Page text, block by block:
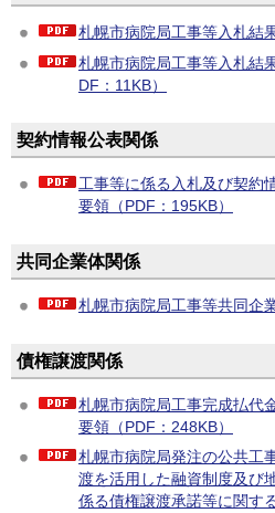
札幌市病院局工事等入札結
札幌市病院局工事等入札結
DF：11KB）
契約情報公表関係
工事等に係る入札及び契約
要領（PDF：195KB）
共同企業体関係
札幌市病院局工事等共同企
債権譲渡関係
札幌市病院局工事完成払代
要領（PDF：248KB）
札幌市病院局発注の公共工
渡を活用した融資制度及び
係る債権譲渡承諾等に関す